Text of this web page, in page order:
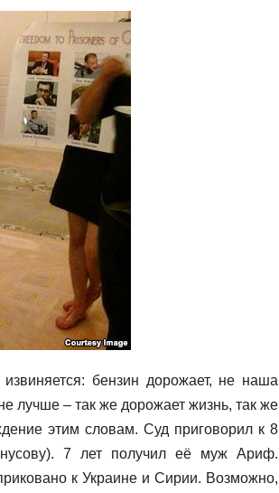
бензин дорожает, не наша
лучше – так же дорожает жизнь, так же
этим словам. Суд приговорил к 8
7 лет получил её муж Ариф.
к Украине и Сирии. Возможно,